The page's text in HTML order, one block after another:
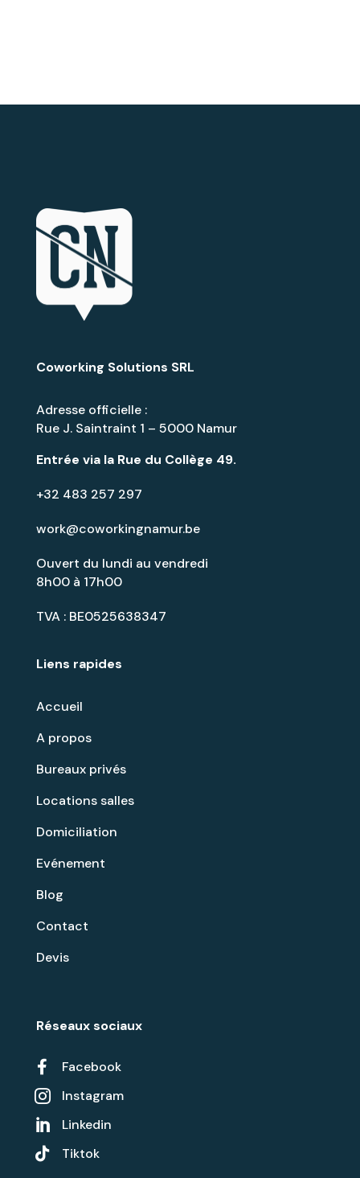
Réseaux sociaux
 Facebook
 Instagram

Linkedin

Tiktok
Liens rapides
Accueil
A propos
Bureaux privés
Locations salles
Domiciliation
Evénement
Blog
Contact
Devis
Coworking Solutions SRL
Adresse officielle :
Rue J. Saintraint 1 – 5000 Namur
Entrée via la Rue du Collège 49.
+32 483 257 297
work@coworkingnamur.be
Ouvert du lundi au vendredi
8h00 à 17h00
TVA : BE0525638347